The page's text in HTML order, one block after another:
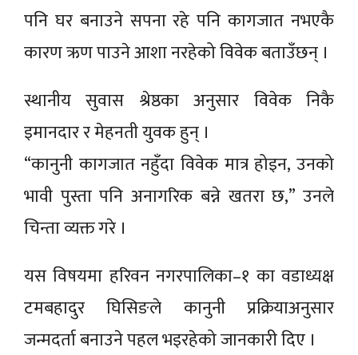
पनि घर बनाउने सपना रहे पनि कागजात नभएकै
कारण ऋण पाउने आशा नरहेको विवेक बताउँछन् ।
स्थानीय सुवास श्रेष्ठका अनुसार विवेक निकै
इमानदार र मेहनती युवक हुन् ।
“कानुनी कागजात नहुँदा विवेक मात्र होइन, उनको
भावी पुस्ता पनि अनागरिक बन्ने खतरा छ,” उनले
चिन्ता व्यक्त गरे ।
यस विषयमा हरिवन नगरपालिका–१ का वडाध्यक्ष
टमबहादुर घिसिङले कानुनी प्रक्रियाअनुसार
जन्मदर्ता बनाउने पहल भइरहेको जानकारी दिए ।